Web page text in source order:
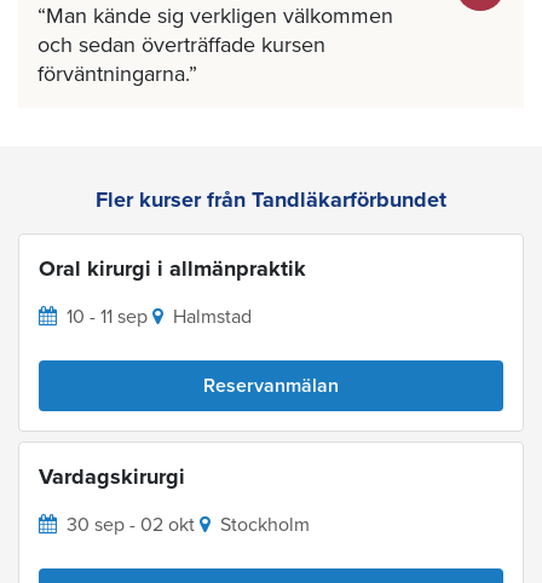
Man kände sig verkligen välkommen
och sedan överträffade kursen
förväntningarna.
Fler kurser från Tandläkarförbundet
Oral kirurgi i allmänpraktik
10 - 11 sep Halmstad
Reservanmälan
Vardagskirurgi
30 sep - 02 okt Stockholm